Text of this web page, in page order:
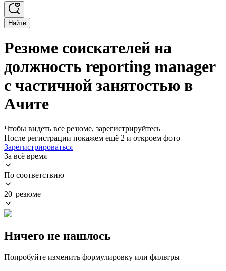
Найти
Резюме соискателей на
должность reporting manager
с частичной занятостью в
Ачите
Чтобы видеть все резюме, зарегистрируйтесь
После регистрации покажем ещё 2 и откроем фото
Зарегистрироваться
За всё время
По соответствию
20 резюме
Ничего не нашлось
Попробуйте изменить формулировку или фильтры